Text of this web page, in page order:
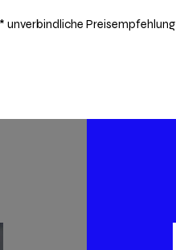
* unverbindliche Preisempfehlung